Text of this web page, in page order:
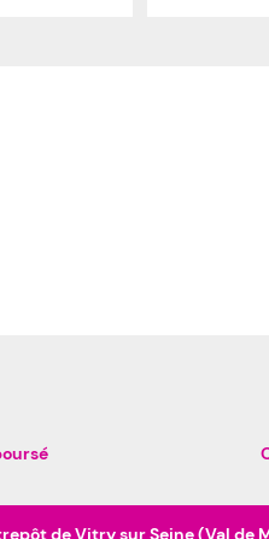
de Vitry sur Seine (Val de